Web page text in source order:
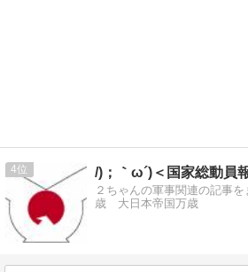
4 /)；｀ω´)＜国家総動員
２ちゃんの軍事関連の記事
歳 大日本帝国万歳